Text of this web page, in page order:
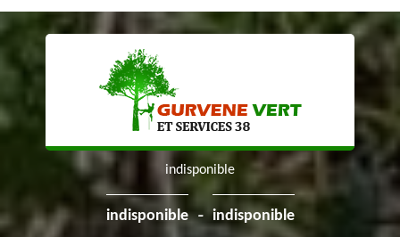
indisponible
indisponible - indisponible